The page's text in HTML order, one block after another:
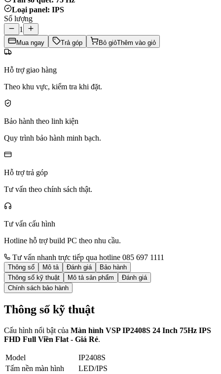
Loại panel: IPS
Số lượng
1
Mua ngay Trả góp Bỏ giỏThêm vào giỏ
Hỗ trợ giao hàng
Theo khu vực, kiểm tra khi đặt.
Bảo hành theo linh kiện
Quy trình bảo hành minh bạch.
Hỗ trợ trả góp
Tư vấn theo chính sách thật.
Tư vấn cấu hình
Hotline hỗ trợ build PC theo nhu cầu.
Tư vấn nhanh trực tiếp qua hotline 085 697 1111
Thông số Mô tả Đánh giá
Bảo hành
Thông số kỹ thuật
Mô tả sản phẩm
Đánh giá
Chính sách bảo hành
Thông số kỹ thuật
Cấu hình nổi bật của Màn hình VSP IP2408S 24 Inch 75Hz IPS
FHD Full Viền Flat - Giá Rẻ.
Model
IP2408S
Tấm nền màn hình
LED/IPS